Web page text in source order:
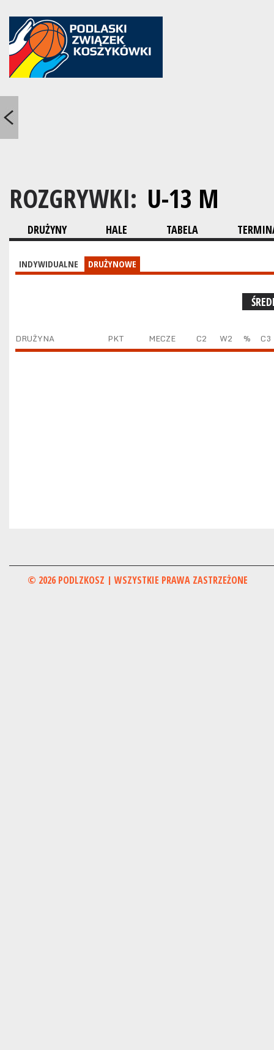
ROZGRYWKI: U-13 M
DRUŻYNY HALE TABELA
INDYWIDUALNE DRUŻYNOWE
DRUŻYNA PKT MECZE C2 W2 % C3
© 2026 PODLZKOSZ | WSZYSTKIE PRAWA ZASTRZEŻONE